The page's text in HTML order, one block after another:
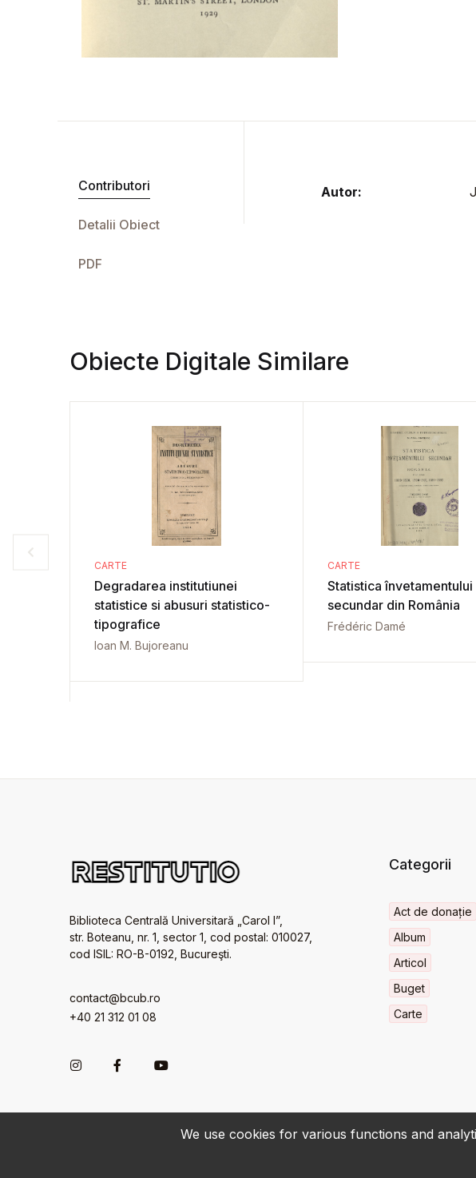
We use cookies for various functions and
Contributori
Detalii Obiect
PDF
Autor:
Obiecte Digitale Similare
CARTE
Degradarea institutiunei
statistice si abusuri statistico-
tipografice
Ioan M. Bujoreanu
CARTE
Statistica învetamentului
secundar din România
Frédéric Damé
Biblioteca Centrală Universitară „Carol I”,
str. Boteanu, nr. 1, sector 1, cod postal: 010027,
cod ISIL: RO-B-0192, Bucureşti.
contact@bcub.ro
+40 21 312 01 08
Categorii
Act de donație
Album
Articol
Buget
Carte